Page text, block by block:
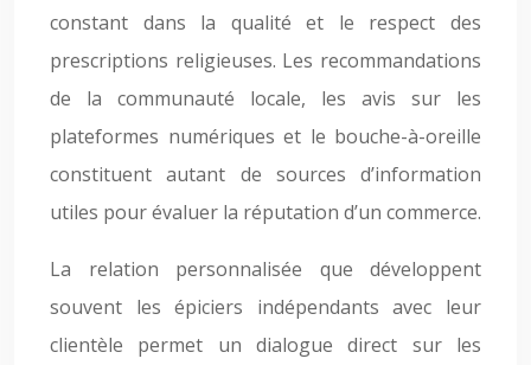
constant dans la qualité et le respect des
prescriptions religieuses. Les recommandations
de la communauté locale, les avis sur les
plateformes numériques et le bouche-à-oreille
constituent autant de sources d’information
utiles pour évaluer la réputation d’un commerce.
La relation personnalisée que développent
souvent les épiciers indépendants avec leur
clientèle permet un dialogue direct sur les